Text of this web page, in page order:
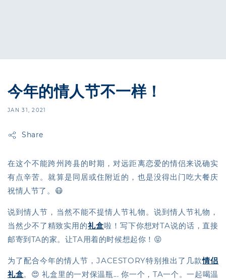
今年的情人节不一样！
JAN 31, 2021
Share
在这个不能跨州跨县的时期，对远距离恋爱的情侣来说确实
有点辛苦。就算是同居或住附近的，也是没得出门吃大餐庆
祝情人节了。😷
说到情人节，当然不能不提情人节礼物。说到情人节礼物，
当然少不了精致实用的礼盒啦！写下你想对TA说的话，直接
邮寄到TA的家。让TA用着的时候想起你！😝
为了配合今年的情人节，JACESTORY特别推出了几款情侣
礼盒。😍 礼盒里的一对保温瓶... 你一个，TA一个。一起喝温